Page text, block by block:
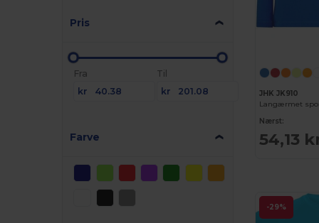
Pris
Fra
kr
Til
kr
Farve
JHK JK910
Langærmet
Nærst:
54,13
-29%